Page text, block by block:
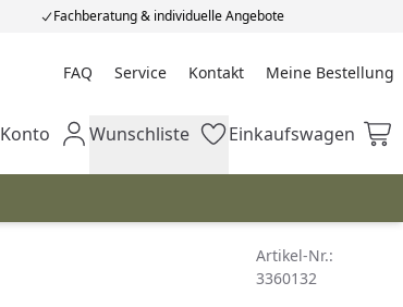
Fachberatung & individuelle Angebote
FAQ Service Kontakt Meine Bestellung
Meine Bestellung
Mein Konto
Konto Wunschliste
Wunschliste Einkaufswagen
Einkaufswagen
Artikel-Nr.:
3360132